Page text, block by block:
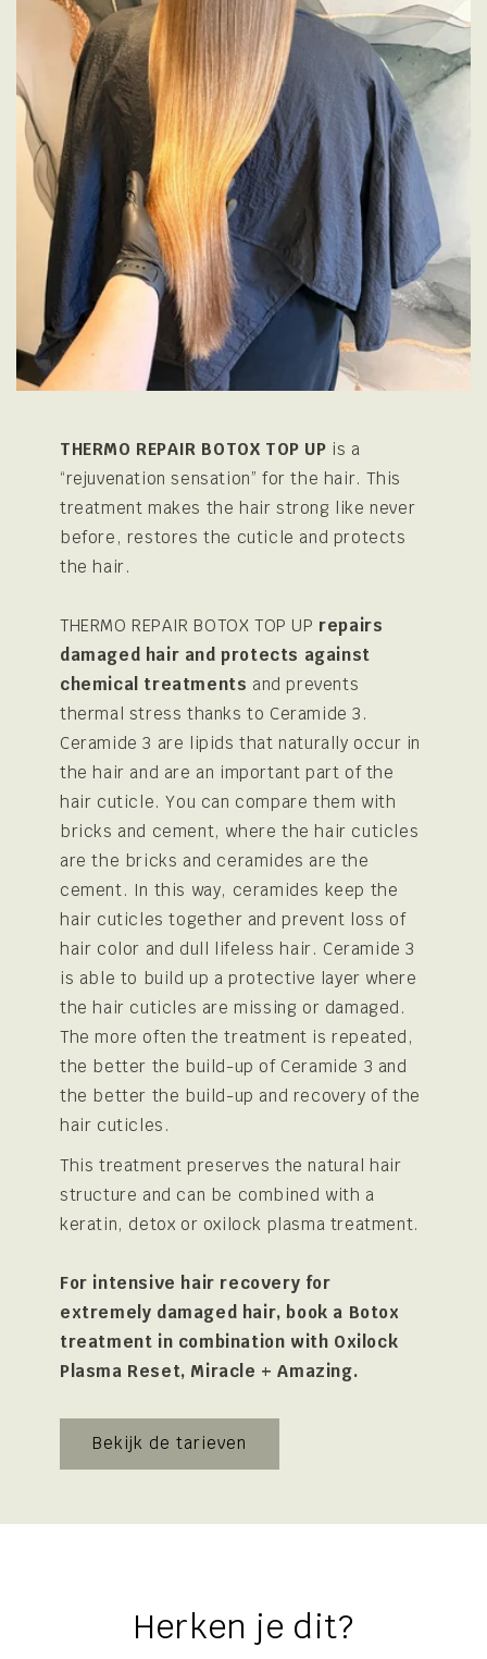
THERMO REPAIR BOTOX TOP UP is a
“rejuvenation sensation” for the hair. This
treatment makes the hair strong like never
before, restores the cuticle and protects
the hair.
THERMO REPAIR BOTOX TOP UP repairs
damaged hair and protects against
chemical treatments and prevents
thermal stress thanks to Ceramide 3.
Ceramide 3 are lipids that naturally occur in
the hair and are an important part of the
hair cuticle. You can compare them with
bricks and cement, where the hair cuticles
are the bricks and ceramides are the
cement. In this way, ceramides keep the
hair cuticles together and prevent loss of
hair color and dull lifeless hair. Ceramide 3
is able to build up a protective layer where
the hair cuticles are missing or damaged.
The more often the treatment is repeated,
the better the build-up of Ceramide 3 and
the better the build-up and recovery of the
hair cuticles.
This treatment preserves the natural hair
structure and can be combined with a
keratin, detox or oxilock plasma treatment.
For intensive hair recovery for
extremely damaged hair, book a Botox
treatment in combination with Oxilock
Plasma Reset, Miracle + Amazing.
Bekijk de tarieven
Herken je dit?